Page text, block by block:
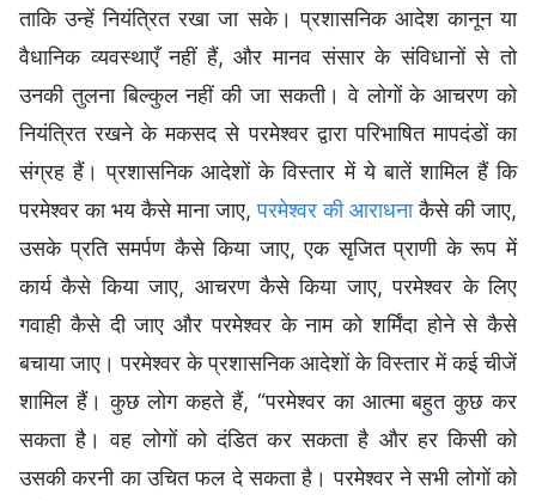
ताकि उन्हें नियंत्रित रखा जा सके। प्रशासनिक आदेश कानून या
वैधानिक व्‍यवस्‍थाएँ नहीं हैं, और मानव संसार के संविधानों से तो
उनकी तुलना बिल्कुल नहीं की जा सकती। वे लोगों के आचरण को
नियंत्रित रखने के मकसद से परमेश्वर द्वारा परिभाषित मापदंडों का
संग्रह हैं। प्रशासनिक आदेशों के विस्तार में ये बातें शामिल हैं कि
परमेश्वर का भय कैसे माना जाए,परमेश्वर की आराधनाकैसे की जाए,
उसके प्रति समर्पण कैसे किया जाए, एक सृजित प्राणी के रूप में
कार्य कैसे किया जाए, आचरण कैसे किया जाए, परमेश्वर के लिए
गवाही कैसे दी जाए और परमेश्वर के नाम को शर्मिंदा होने से कैसे
बचाया जाए। परमेश्वर के प्रशासनिक आदेशों के विस्तार में कई चीजें
शामिल हैं। कुछ लोग कहते हैं, “परमेश्वर का आत्‍मा बहुत कुछ कर
सकता है। वह लोगों को दंडित कर सकता है और हर किसी को
उसकी करनी का उचित फल दे सकता है। परमेश्वर ने सभी लोगों को